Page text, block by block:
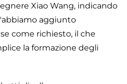
Xiao Wang, indicando
aggiunto
come richiesto, il che
la formazione degli